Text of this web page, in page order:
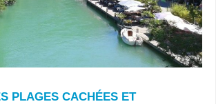
PLAGES CACHÉES ET